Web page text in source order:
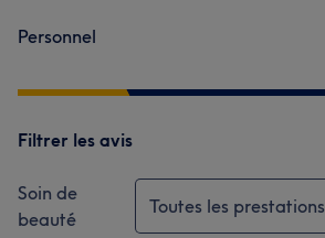
Personnel
Filtrer les avis
Soin de
beauté
Toutes les prestations